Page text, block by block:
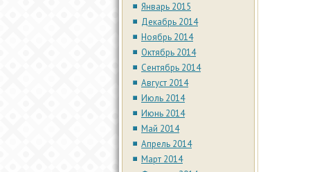
Январь 2015
Декабрь 2014
Ноябрь 2014
Октябрь 2014
Сентябрь 2014
Август 2014
Июль 2014
Июнь 2014
Май 2014
Апрель 2014
Март 2014